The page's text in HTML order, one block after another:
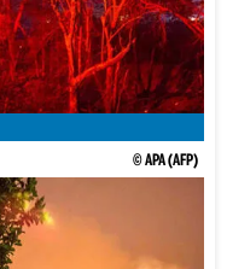
© APA (AFP)